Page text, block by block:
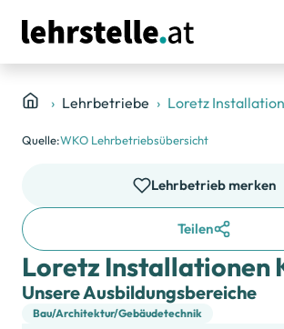
Lehrbetriebe Loretz
Quelle:WKO Lehrbetriebsübersicht
Lehrbetrieb merken
Teilen
Loretz Installationen
Unsere Ausbildungsbereiche
Bau/Architektur/Gebäudetechnik